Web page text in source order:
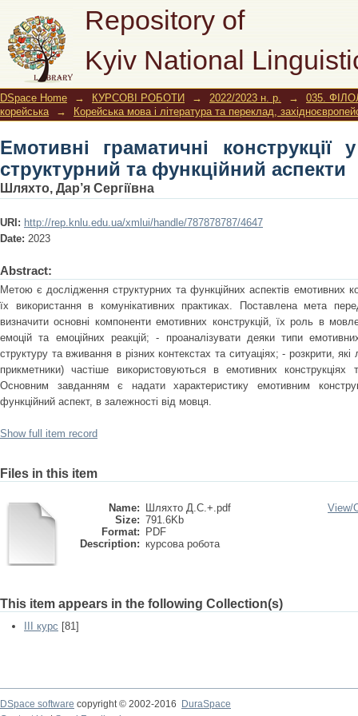
Repository of
Kyiv National
Емотивні граматичні
функційний аспекти
DSpace Home → КУРСОВІ РОБОТИ → 2022/2023 н. р. →
035.
корейська
→ Корейська мова і література та переклад,
Емотивні граматичні конструкції
структурний та функційний аспекти
Шляхто, Дар’я Сергіївна
URI: http://rep.knlu.edu.ua/xmlui/handle/787878787/4647
Date: 2023
Abstract:
Метою є дослідження структурних та функційних аспектів емотивних
їх використання в комунікативних практиках. Поставлена мета
визначити основні компоненти емотивних конструкцій, їх роль в
емоцій та емоційних реакцій; - проаналізувати деяки типи
структуру та вживання в різних контекстах та ситуаціях; - розкрити, які
прикметники) частіше використовуються в емотивних
Основним завданням є надати характеристику емотивним
функційний аспект, в залежності від мовця.
Show full item record
Files in this item
Name:
Шляхто Д.С.+.pdf
Size: 791.6Kb
Format:
PDF
Description: курсова робота
View/
This item appears in the following Collection(s)
III курс [81]
DSpace software copyright © 2002-2016
DuraSpace